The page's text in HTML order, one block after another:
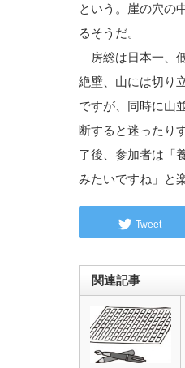
という。崖の穴の
るそうだ。
房総は日本一、
絶壁、山には切り
ですが、同時に山
断すると迷ったり
了後、参加者は「
みたいですね」と
Tweet
関連記事